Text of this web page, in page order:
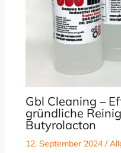
Gbl Cleaning –
gründliche
Butyrolacton
12. September 2024 /